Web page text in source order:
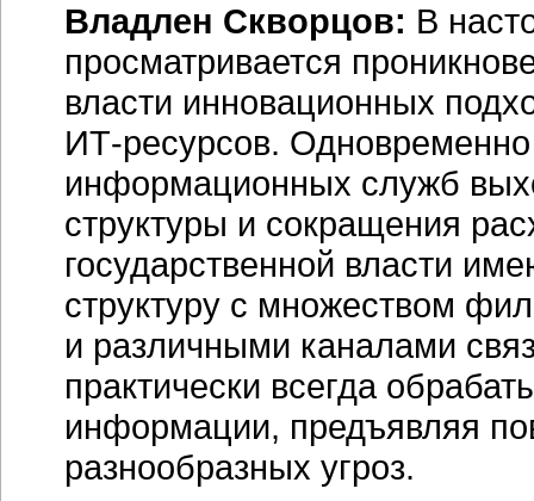
Владлен Скворцов: В
просматривается
власти инновационных
ИТ-ресурсов.
информационных служб
структуры и сокращения
государственной власти
структуру с множеством
и различными каналами
практически всегда
информации, предъявляя
разнообразных угроз.